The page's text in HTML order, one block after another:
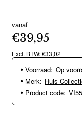
vanaf
€39,95
Excl. BTW: €33,02
Voorraad: Op
Merk: Huis
Product code: